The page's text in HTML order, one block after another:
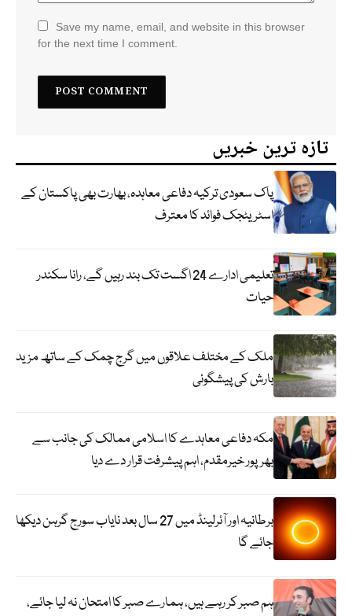
Save my name, email, and website in this browser
for the next time I comment.
تازہ ترین خبریں
پاک سعودی ترکیہ دفاعی معاہدہ، بھارت بھی پاکستان کے
اسٹریٹجک فوائد کا معترف
تعلیمی ادارے 24 اگست تک بند رہیں گے، رانا سکندر
حیات
ملک کے مختلف علاقوں میں گرج چمک کے ساتھ مزید
بارش کی پیشگوئی
مکہ دفاعی معاہدے کا اسلامی ممالک کی جانب سے
بھرپور خیرمقدم، اہم پیشرفت قرار دے دیا
برطانیہ اور آئرلینڈ میں 27 سال بعد نایاب سورج گرہن دیکھا
جائے گا
ہم صبر کر رہے ہیں، ہمارے صبر کا امتحان نہ لیا جائے،